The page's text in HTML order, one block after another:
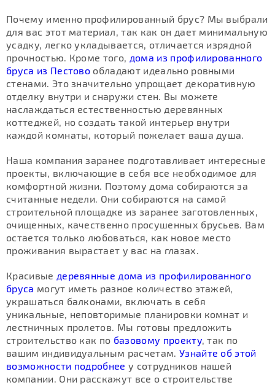
Почему именно профилированный брус? Мы выбрали
для вас этот материал, так как он дает минимальную
усадку, легко укладывается, отличается изрядной
прочностью. Кроме того, дома из профилированного
бруса из Пестово обладают идеально ровными
стенами. Это значительно упрощает декоративную
отделку внутри и снаружи стен. Вы можете
наслаждаться естественностью деревянных
коттеджей, но создать такой интерьер внутри
каждой комнаты, который пожелает ваша душа.
Наша компания заранее подготавливает интересные
проекты, включающие в себя все необходимое для
комфортной жизни. Поэтому дома собираются за
считанные недели. Они собираются на самой
строительной площадке из заранее заготовленных,
очищенных, качественно просушенных брусьев. Вам
остается только любоваться, как новое место
проживания вырастает у вас на глазах.
Красивые деревянные дома из профилированного
бруса могут иметь разное количество этажей,
украшаться балконами, включать в себя
уникальные, неповторимые планировки комнат и
лестничных пролетов. Мы готовы предложить
строительство как по базовому проекту, так по
вашим индивидуальным расчетам. Узнайте об этой
возможности подробнее у сотрудников нашей
компании. Они расскажут все о строительстве